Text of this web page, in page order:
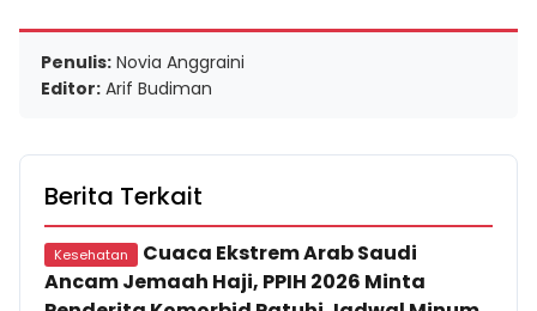
Penulis: Novia Anggraini
Editor: Arif Budiman
Berita Terkait
Kesehatan
Cuaca Ekstrem Arab Saudi
Ancam Jemaah Haji, PPIH 2026 Minta